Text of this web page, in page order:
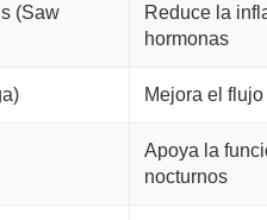
(Saw
Reduce la
hormonas
Mejora el
Apoya la
nocturnos